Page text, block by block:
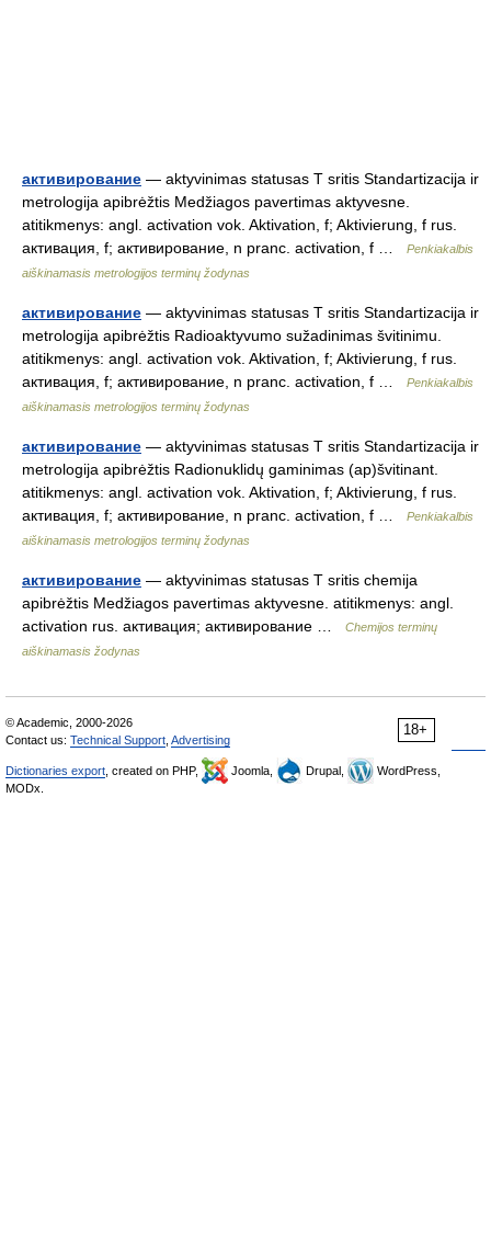
активирование — aktyvinimas statusas T sritis Standartizacija ir
metrologija apibrėžtis Medžiagos pavertimas aktyvesne.
atitikmenys: angl. activation vok. Aktivation, f; Aktivierung, f rus.
активация, f; активирование, n pranc. activation, f …
Penkiakalbis
aiškinamasis metrologijos terminų žodynas
активирование — aktyvinimas statusas T sritis Standartizacija ir
metrologija apibrėžtis Radioaktyvumo sužadinimas švitinimu.
atitikmenys: angl. activation vok. Aktivation, f; Aktivierung, f rus.
активация, f; активирование, n pranc. activation, f …
Penkiakalbis
aiškinamasis metrologijos terminų žodynas
активирование — aktyvinimas statusas T sritis Standartizacija ir
metrologija apibrėžtis Radionuklidų gaminimas (ap)švitinant.
atitikmenys: angl. activation vok. Aktivation, f; Aktivierung, f rus.
активация, f; активирование, n pranc. activation, f …
Penkiakalbis
aiškinamasis metrologijos terminų žodynas
активирование — aktyvinimas statusas T sritis chemija
apibrėžtis Medžiagos pavertimas aktyvesne. atitikmenys: angl.
activation rus. активация; активирование …
Chemijos terminų
aiškinamasis žodynas
18+
© Academic, 2000-2026
Contact us: Technical Support Advertising
Dictionaries export , created on PHP, Joomla, Drupal,
WordPress,
MODx.